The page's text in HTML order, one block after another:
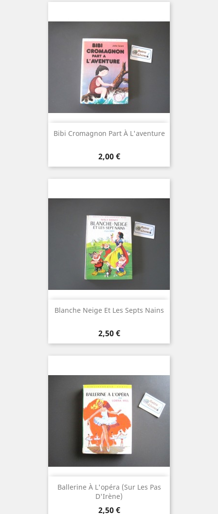
Bibi Cromagnon Part À L'aventure
Prix
2,00 €
Blanche Neige Et Les Septs Nains
Prix
2,50 €
Ballerine À L'opéra (Sur Les Pas
D'Irène)
Prix
2,50 €